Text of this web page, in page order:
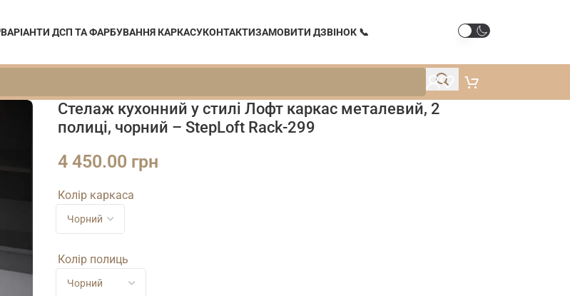
ВАРІАНТИ ДСП ТА ФАРБУВАННЯ КАРКАСУКОНТАКТИЗАМОВИТИ ДЗВІНОК 📞
Стелаж кухонний у стилі Лофт каркас металевий, 2
полиці, чорний – StepLoft Rack-299
4 450.00 грн
Колір каркаса
Колір полиць